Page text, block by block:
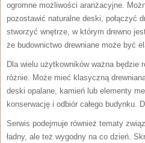
ogromne możliwości aranżacyjne.
pozostawić naturalne deski, połączyć
stworzyć wnętrze, w którym drewno
że budownictwo drewniane może być
Dla wielu użytkowników ważna będzie
różnie. Może mieć klasyczną
deski opalane, kamień lub elementy
konserwację i odbiór całego budynku.
Serwis podejmuje również tematy
ładny, ale też wygodny na co dzień.